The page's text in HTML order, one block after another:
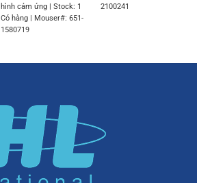
hình cảm ứng | Stock: 1
Có hàng | Mouser#: 651-
1580719
2100241